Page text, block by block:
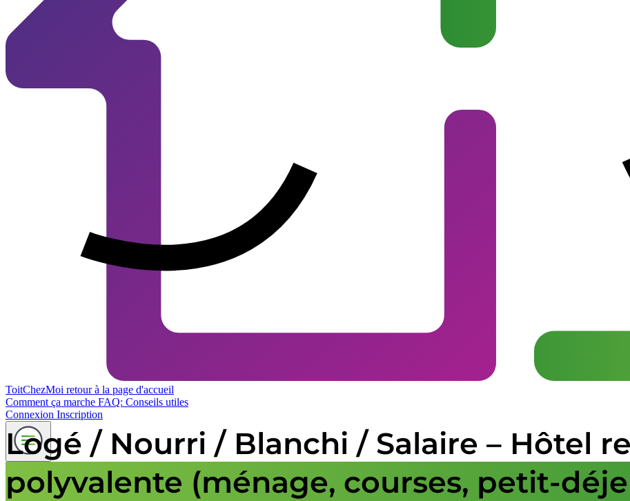
ToitChezMoi retour à la page d'accueil
Comment ça marche FAQ: Conseils utiles
Connexion Inscription
Logé / Nourri / Blanchi / Salaire – Hôtel
polyvalente (ménage, courses, petit-